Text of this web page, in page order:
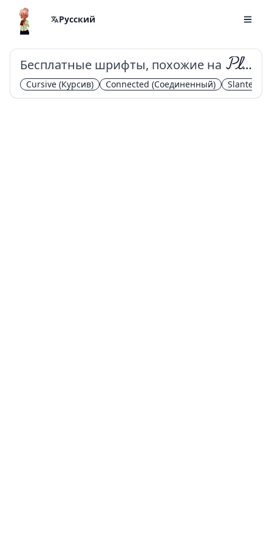
Русский
Бесплатные шрифты, похожие на Playwrite BE VLG
Cursive (Курсив) Connected (Соединенный) Slanted